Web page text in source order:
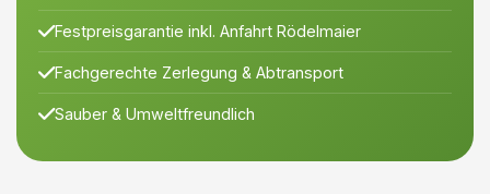
Festpreisgarantie inkl. Anfahrt Rödelmaier
Fachgerechte Zerlegung & Abtransport
Sauber & Umweltfreundlich